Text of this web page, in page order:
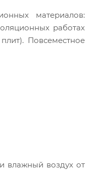
материалов:
работах
Повсеместное
влажный воздух от